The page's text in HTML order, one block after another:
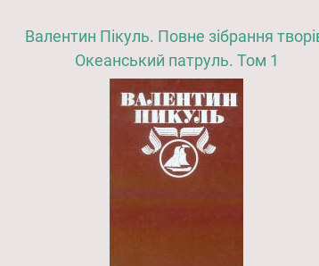
Валентин Пікуль. Повне зібрання
Океанський патруль. Том 1